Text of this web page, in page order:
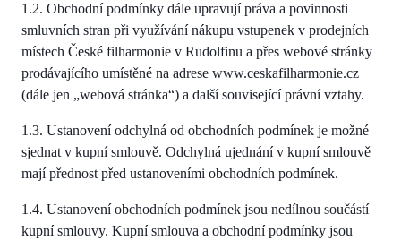
1.2. Obchodní podmínky dále upravují práva a povinnosti
smluvních stran při využívání nákupu vstupenek v prodejních
místech České filharmonie v Rudolfinu a přes webové stránky
prodávajícího umístěné na adrese www.ceskafilharmonie.cz
(dále jen „webová stránka“) a další související právní vztahy.
1.3. Ustanovení odchylná od obchodních podmínek je možné
sjednat v kupní smlouvě. Odchylná ujednání v kupní smlouvě
mají přednost před ustanoveními obchodních podmínek.
1.4. Ustanovení obchodních podmínek jsou nedílnou součástí
kupní smlouvy. Kupní smlouva a obchodní podmínky jsou